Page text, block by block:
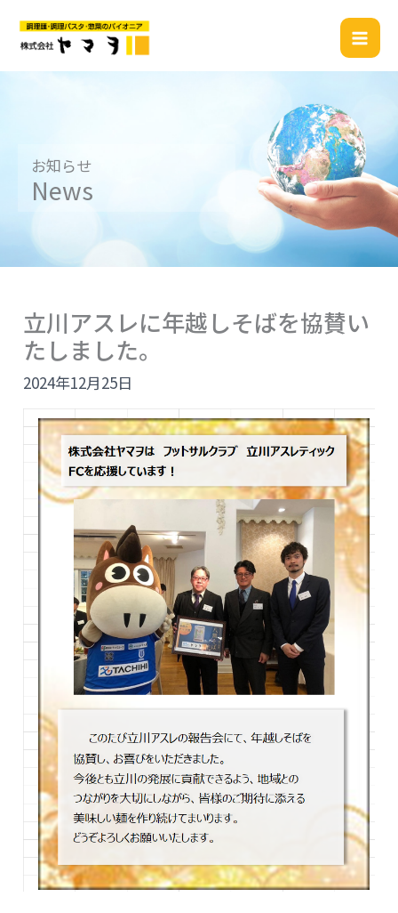
お知らせ
News
立川アスレに年越しそばを協賛い
たしました。
2024年12月25日